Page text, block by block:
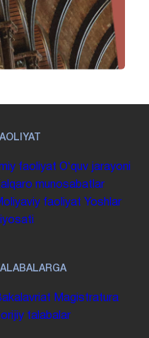
faoliyat Oʻquv jarayoni
munosabatlar
faoliyat Yoshlar
Magistratura
talabalar